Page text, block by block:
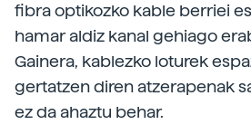
fibra optikozko kable berriei
hamar aldiz kanal gehiago
Gainera, kablezko loturek
gertatzen diren atzerapenak
ez da ahaztu behar.